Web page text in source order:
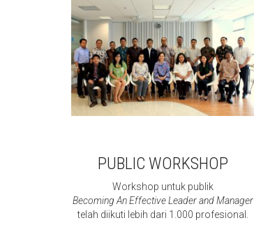
PUBLIC WORKSHOP
Workshop untuk publik
Becoming An Effective Leader and Manager
telah diikuti lebih dari 1.000 profesional.